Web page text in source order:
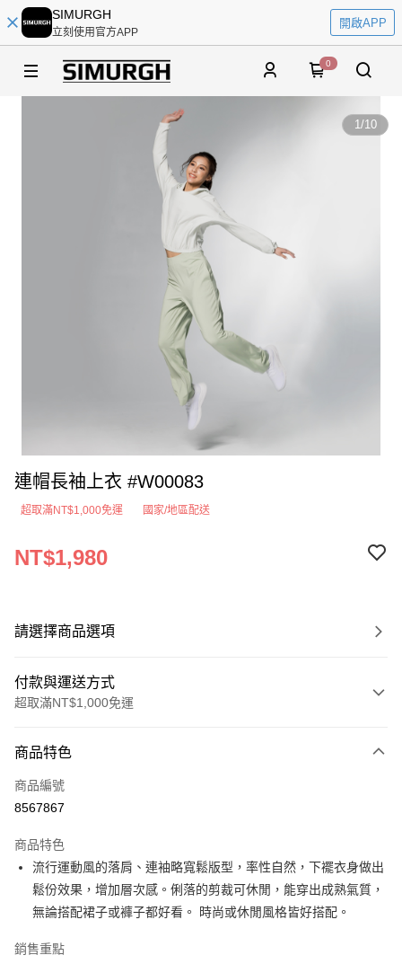
SIMURGH
立刻使用官方APP
開啟APP
0
1/10
連帽長袖上衣 #W00083
超取滿NT$1,000免運 國家/地區配送
NT$1,980
請選擇商品選項
付款與運送方式
超取滿NT$1,000免運
信用卡一次付款
超商取貨付款
Apple Pay
悠遊付
商品特色
商品編號
8567867
商品特色
流行運動風的落肩、連袖略寬鬆版型，率性自然，下襬衣身做出
鬆份效果，增加層次感。俐落的剪裁可休閒，能穿出成熟氣質，
無論搭配裙子或褲子都好看。 時尚或休閒風格皆好搭配。
銷售重點